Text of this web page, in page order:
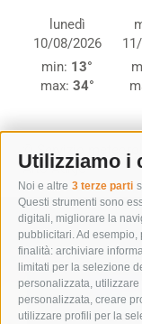
Utilizziamo i
Noi e altre 3 terze parti
Questi strumenti sono
digitali, migliorare la
pubblicitari. Ad esempio,
finalità: archiviare
limitati per la selezione
personalizzata,
personalizzata, creare
utilizzare profili per la
lunedì
10/08/2026
min: 13°
max: 34°
© Servizio
Alto Adige